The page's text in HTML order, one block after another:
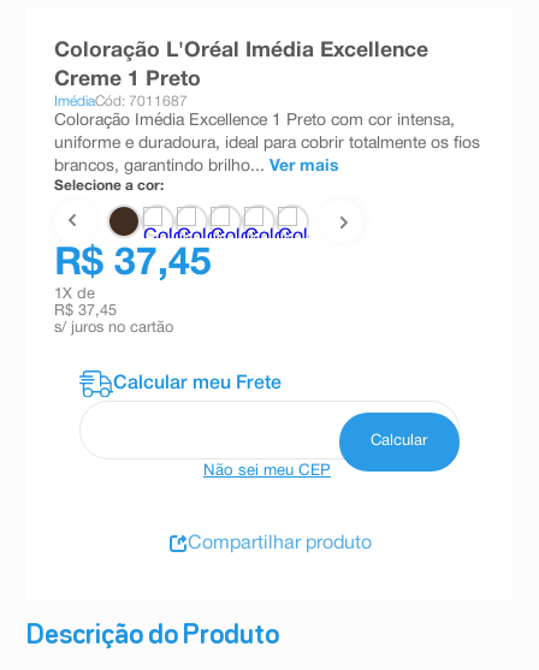
Descrição do Produto
Coloração L'Oréal Imédia Excellence
Creme 1 Preto
ImédiaCód: 7011687
Coloração Imédia Excellence 1 Preto com cor intensa,
uniforme e duradoura, ideal para cobrir totalmente os fios
brancos, garantindo brilho... Ver mais
Selecione a cor:
R$ 37,45
1 X de
R$ 37,45
s/ juros no cartão
Não sei meu CEP
Compartilhar produto
absorvente
ºshampoo